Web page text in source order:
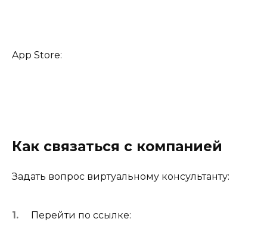
App Store:
Как связаться с компанией
Задать вопрос виртуальному консультанту:
Перейти по ссылке: